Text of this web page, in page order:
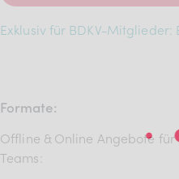
Exklusiv für BDKV-Mitglieder:
Formate:
Offline & Online Angebote
Teams: